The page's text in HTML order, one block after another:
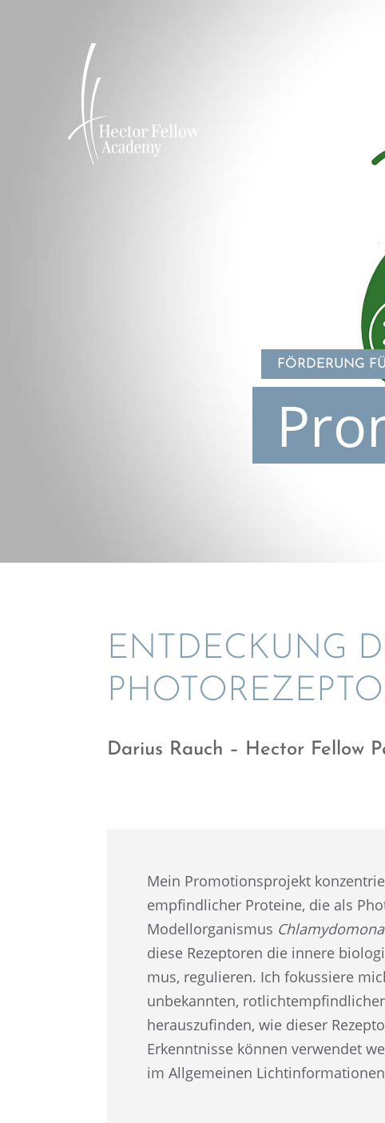
FÖRDERUNG
ENTDE­CKUNG
Darius Rauch – Hector Fellow
Mein Promo­ti­ons­pro­jekt
emp­find­li­cher Prote­ine, die als
Modell­or­ga­nis­mus
diese Rezep­to­ren die innere
mus, regulie­ren. Ich fokus­siere
unbekann­ten,
heraus­zu­fin­den, wie dieser
Erkennt­nisse können verwen­det
im Allge­mei­nen